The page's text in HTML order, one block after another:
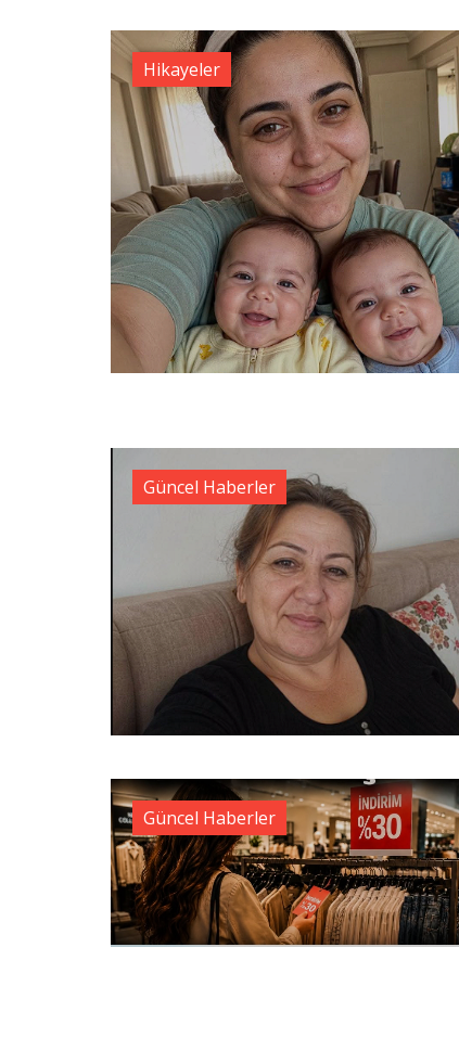
Hikayeler
Güncel Haberler
Güncel Haberler